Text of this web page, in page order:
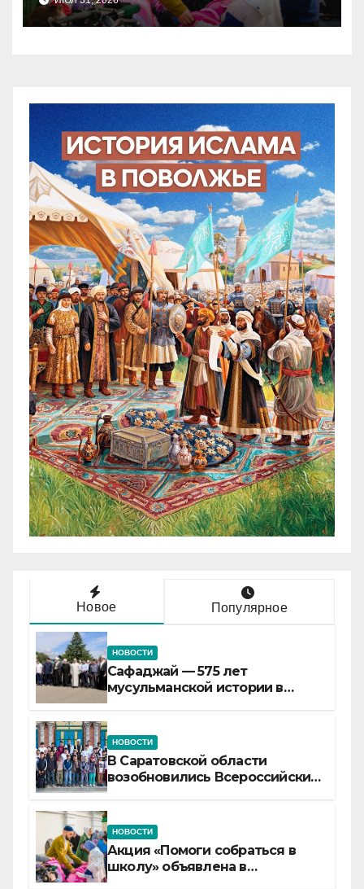
Новое Популярное
НОВОСТИ
Сафаджай — 575 лет
мусульманской истории в
НОВОСТИ
В Саратовской области
возобновились Всероссийские
НОВОСТИ
Акция «Помоги собраться в
школу» объявлена в